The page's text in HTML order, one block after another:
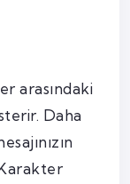
arasındaki
Daha